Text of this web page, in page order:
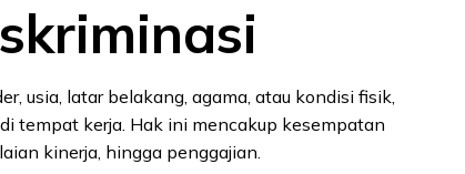
usia, latar belakang, agama, atau kondisi fisik,
tempat kerja. Hak ini mencakup kesempatan
kinerja, hingga penggajian.